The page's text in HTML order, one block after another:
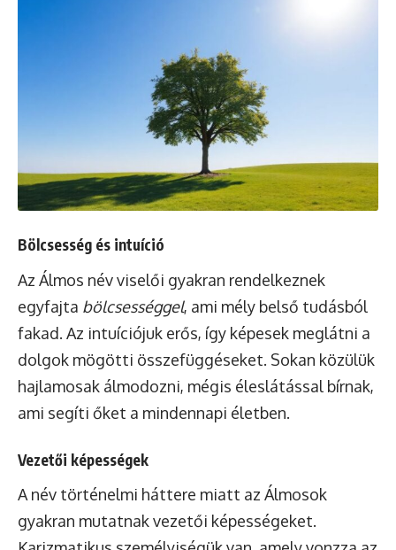
Bölcsesség és intuíció
Az Álmos név viselői gyakran rendelkeznek
egyfajta bölcsességgel, ami mély belső tudásból
fakad. Az intuíciójuk erős, így képesek meglátni a
dolgok mögötti összefüggéseket. Sokan közülük
hajlamosak álmodozni, mégis éleslátással bírnak,
ami segíti őket a mindennapi életben.
Vezetői képességek
A név történelmi háttere miatt az Álmosok
gyakran mutatnak vezetői képességeket.